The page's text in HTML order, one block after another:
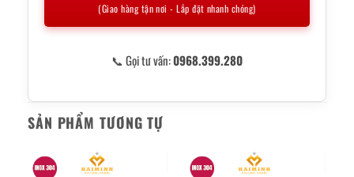
(Giao hàng tận nơi - Lắp đặt nhanh chóng)
📞 Gọi tư vấn:0968.399.280
SẢN PHẨM TƯƠNG TỰ